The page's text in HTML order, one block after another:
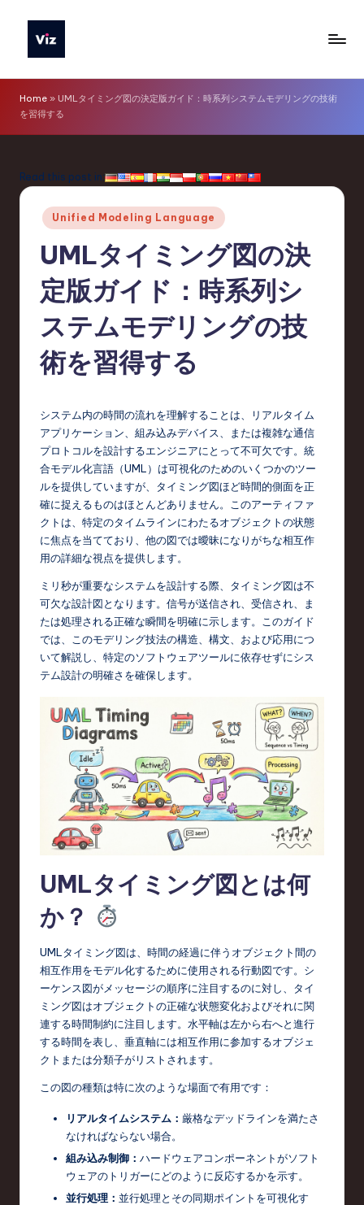
iz
T
o
L
T
w
T
Home » UMLタイミング図の決定版ガイド：時系列システムモデリングの技術
を習得する
Read this post in:
Posted
in
Unified Modeling Language
UMLタイミング図の決
定版ガイド：時系列シ
ステムモデリングの技
術を習得する
システム内の時間の流れを理解することは、リアルタイム
アプリケーション、組み込みデバイス、または複雑な通信
プロトコルを設計するエンジニアにとって不可欠です。統
合モデル化言語（UML）は可視化のためのいくつかのツー
ルを提供していますが、タイミング図ほど時間的側面を正
確に捉えるものはほとんどありません。このアーティファ
クトは、特定のタイムラインにわたるオブジェクトの状態
に焦点を当てており、他の図では曖昧になりがちな相互作
用の詳細な視点を提供します。
ミリ秒が重要なシステムを設計する際、タイミング図は不
可欠な設計図となります。信号が送信され、受信され、ま
たは処理される正確な瞬間を明確に示します。このガイド
では、このモデリング技法の構造、構文、および応用につ
いて解説し、特定のソフトウェアツールに依存せずにシス
テム設計の明確さを確保します。
UMLタイミング図とは何
か？
UMLタイミング図は、時間の経過に伴うオブジェクト間の
相互作用をモデル化するために使用される行動図です。シ
ーケンス図がメッセージの順序に注目するのに対し、タイ
ミング図はオブジェクトの正確な状態変化およびそれに関
連する時間制約に注目します。水平軸は左から右へと進行
する時間を表し、垂直軸には相互作用に参加するオブジェ
クトまたは分類子がリストされます。
この図の種類は特に次のような場面で有用です：
リアルタイムシステム： 厳格なデッドラインを満たさ
なければならない場合。
組み込み制御： ハードウェアコンポーネントがソフト
ウェアのトリガーにどのように反応するかを示す。
並行処理： 並行処理とその同期ポイントを可視化す